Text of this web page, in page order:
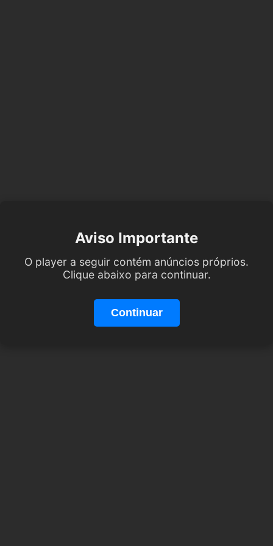
Aviso Importante
O player a seguir contém anúncios próprios.
Clique abaixo para continuar.
Continuar